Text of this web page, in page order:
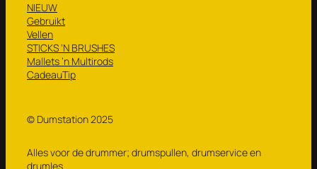
NIEUW
Gebruikt
Vellen
STICKS ‘N BRUSHES
Mallets ’n Multirods
CadeauTip
© Dumstation 2025
Alles voor de drummer; drumspullen, drumservice en
drumles.